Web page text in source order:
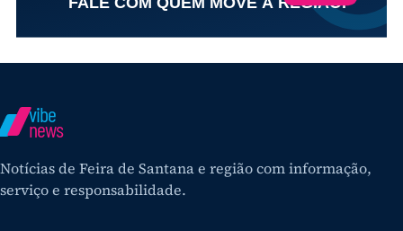
vibe
news
Notícias de Feira de Santana e região com informação,
serviço e responsabilidade.